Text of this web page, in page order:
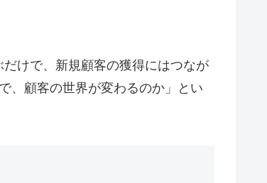
けで、新規顧客の獲得にはつなが
、顧客の世界が変わるのか」とい